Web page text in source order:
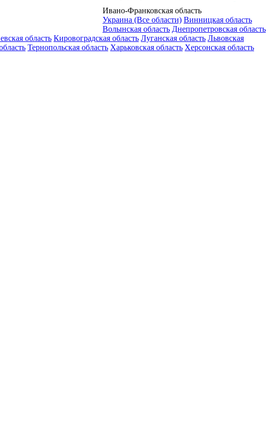
Ивано-Франковская область
Украина (Все области) Винницкая область
Волынская область Днепропетровская область
область Кировоградская область Луганская область Львовская
Тернопольская область Харьковская область Херсонская область